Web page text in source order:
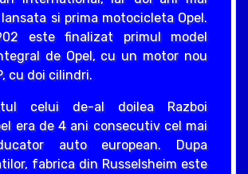
si prima motocicleta Opel.
este finalizat primul model
de Opel, cu un motor nou
cu doi cilindri.
celui de-al doilea Razboi
era de 4 ani consecutiv cel mai
auto european. Dupa
fabrica din Russelsheim este